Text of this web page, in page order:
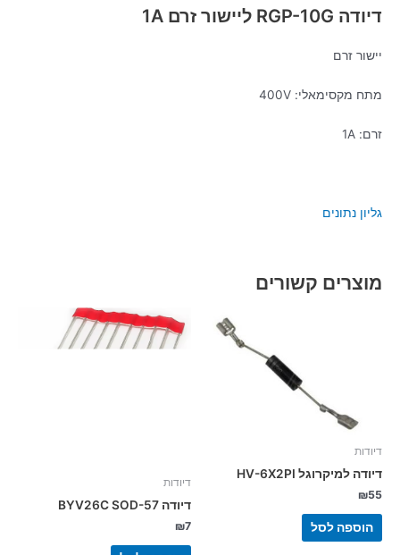
דיודה RGP-10G ליישור זרם 1A
יישור זרם
מתח מקסימאלי: 400V
זרם: 1A
גליון נתונים
מוצרים קשורים
דיודות
דיודה למיקרוגל HV-6X2PI
₪55
הוספה לסל
דיודות
דיודה BYV26C SOD-57
₪7